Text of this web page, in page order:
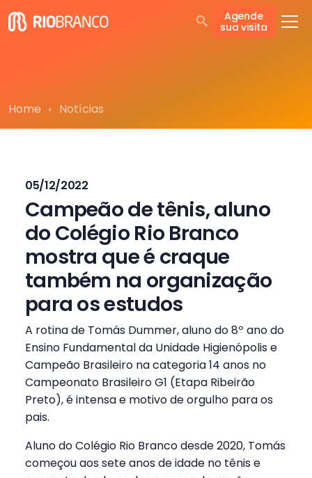
Agende
sua visita
Home Notícias
05/12/2022
Campeão de tênis, aluno
do Colégio Rio Branco
mostra que é craque
também na organização
para os estudos
A rotina de Tomás Dummer, aluno do 8º ano do
Ensino Fundamental da Unidade Higienópolis e
Campeão Brasileiro na categoria 14 anos no
Campeonato Brasileiro G1 (Etapa Ribeirão
Preto), é intensa e motivo de orgulho para os
pais.
Aluno do Colégio Rio Branco desde 2020, Tomás
começou aos sete anos de idade no tênis e